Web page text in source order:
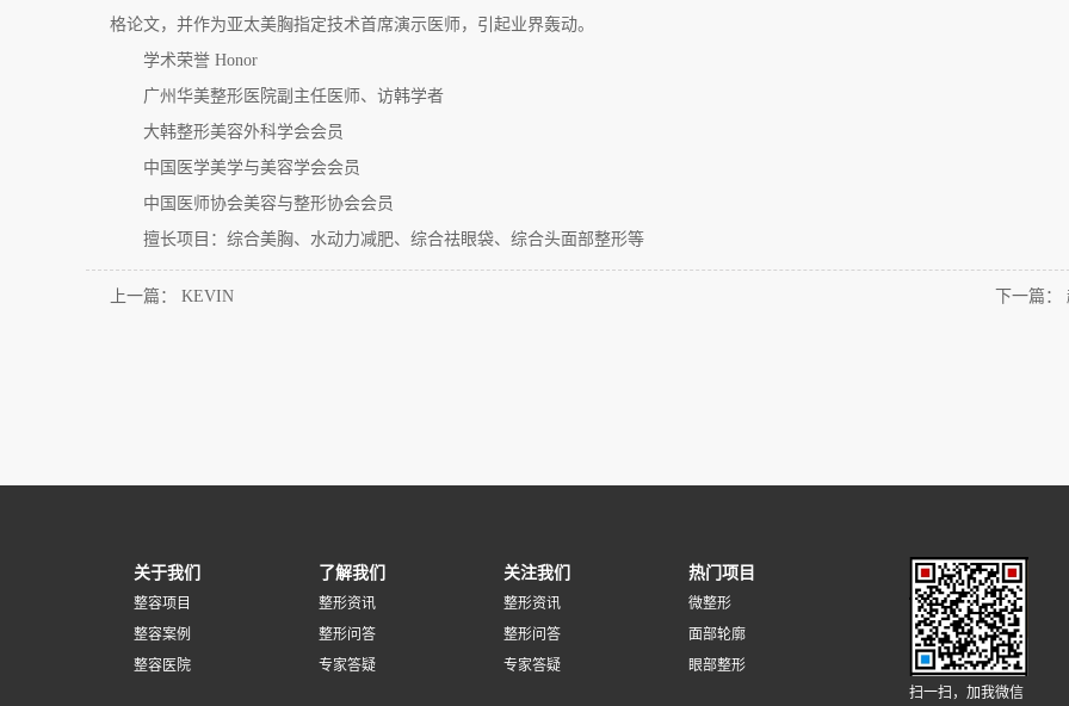
格论文，并作为亚太美胸指定技术首席演示医师，引起业界轰动。
学术荣誉 Honor
广州华美整形医院副主任医师、访韩学者
大韩整形美容外科学会会员
中国医学美学与美容学会会员
中国医师协会美容与整形协会会员
擅长项目：综合美胸、水动力减肥、综合祛眼袋、综合头面部整形等
上一篇： KEVIN 下一篇：
关于我们
整容项目
整容案例
整容医院
了解我们
整形资讯
整形问答
专家答疑
关注我们
整形资讯
整形问答
专家答疑
热门项目
微整形
面部轮廓
眼部整形
扫一扫，加我微信